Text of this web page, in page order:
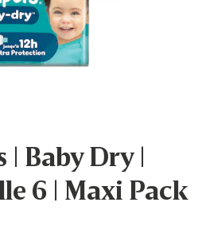
| Baby Dry |
6 | Maxi Pack